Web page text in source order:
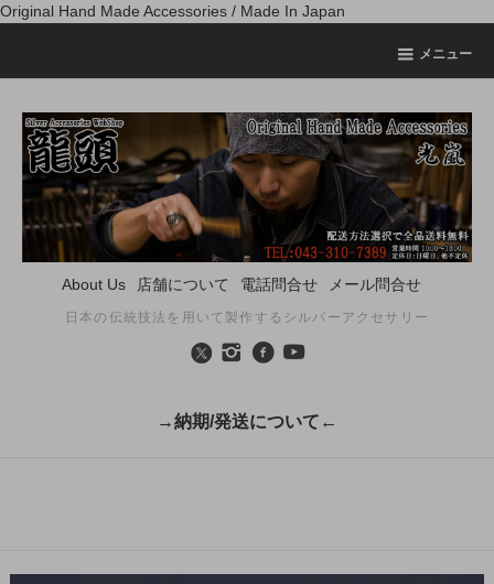
Original Hand Made Accessories / Made In Japan
メニュー
About Us 店舗について 電話問合せ メール問合せ
日本の伝統技法を用いて製作するシルバーアクセサリー
→納期/発送について←